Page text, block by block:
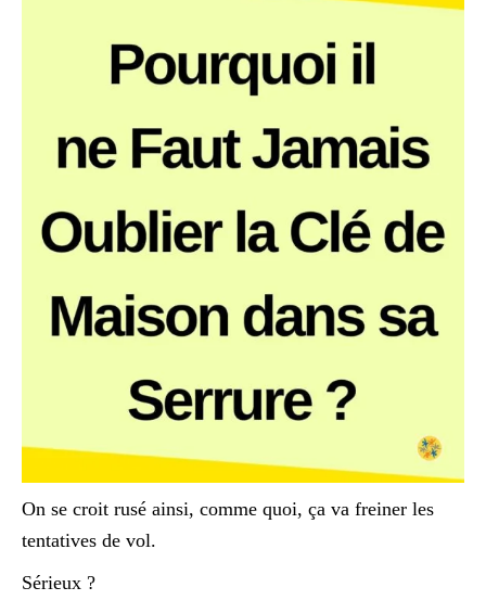
On se croit rusé ainsi, comme quoi, ça va freiner les
tentatives de vol.
Sérieux ?